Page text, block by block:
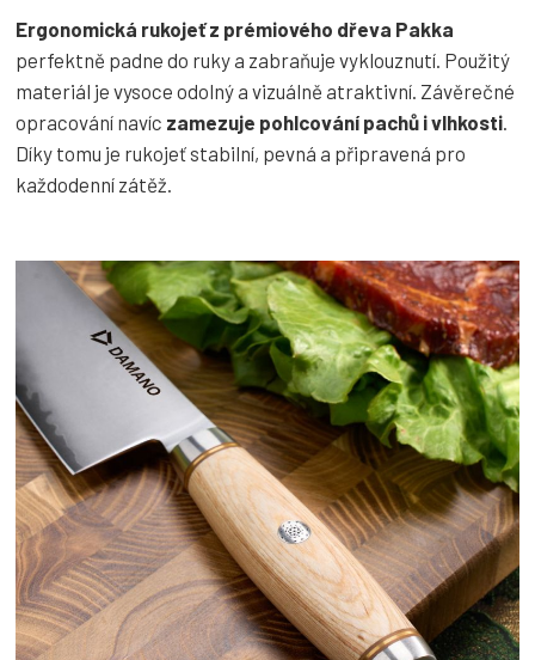
Ergonomická rukojeť z prémiového dřeva Pakka
perfektně padne do ruky a zabraňuje vyklouznutí. Použitý
materiál je vysoce odolný a vizuálně atraktivní. Závěrečné
opracování navíc zamezuje pohlcování pachů i vlhkosti
Díky tomu je rukojeť stabilní, pevná a připravená pro
každodenní zátěž.